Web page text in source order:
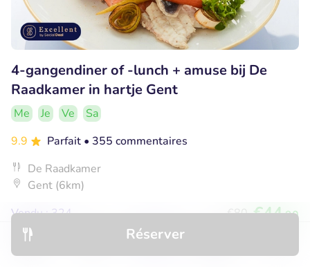
Réserver
4-gangendiner of -lunch + amuse bij De
Raadkamer in hartje Gent
Me Je Ve
Sa
9.9
Parfait • 355 commentaires
De Raadkamer
Gent (6km)
Vendu : 324
€80 €44,90